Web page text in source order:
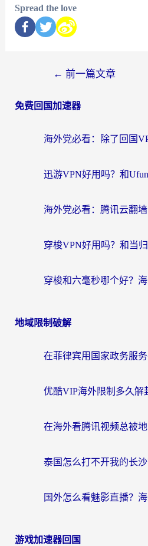
Spread the love
← 前一篇文章
免费回国加速器
地域限制破解
游戏加速器回国